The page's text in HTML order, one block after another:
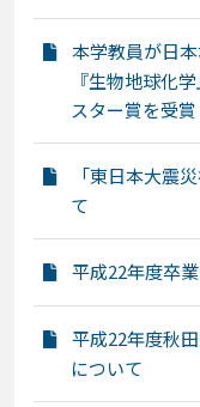
本学教員が日
『生物地球化
スター賞を受賞
「東日本大震
て
平成22年度卒
平成22年度秋
について